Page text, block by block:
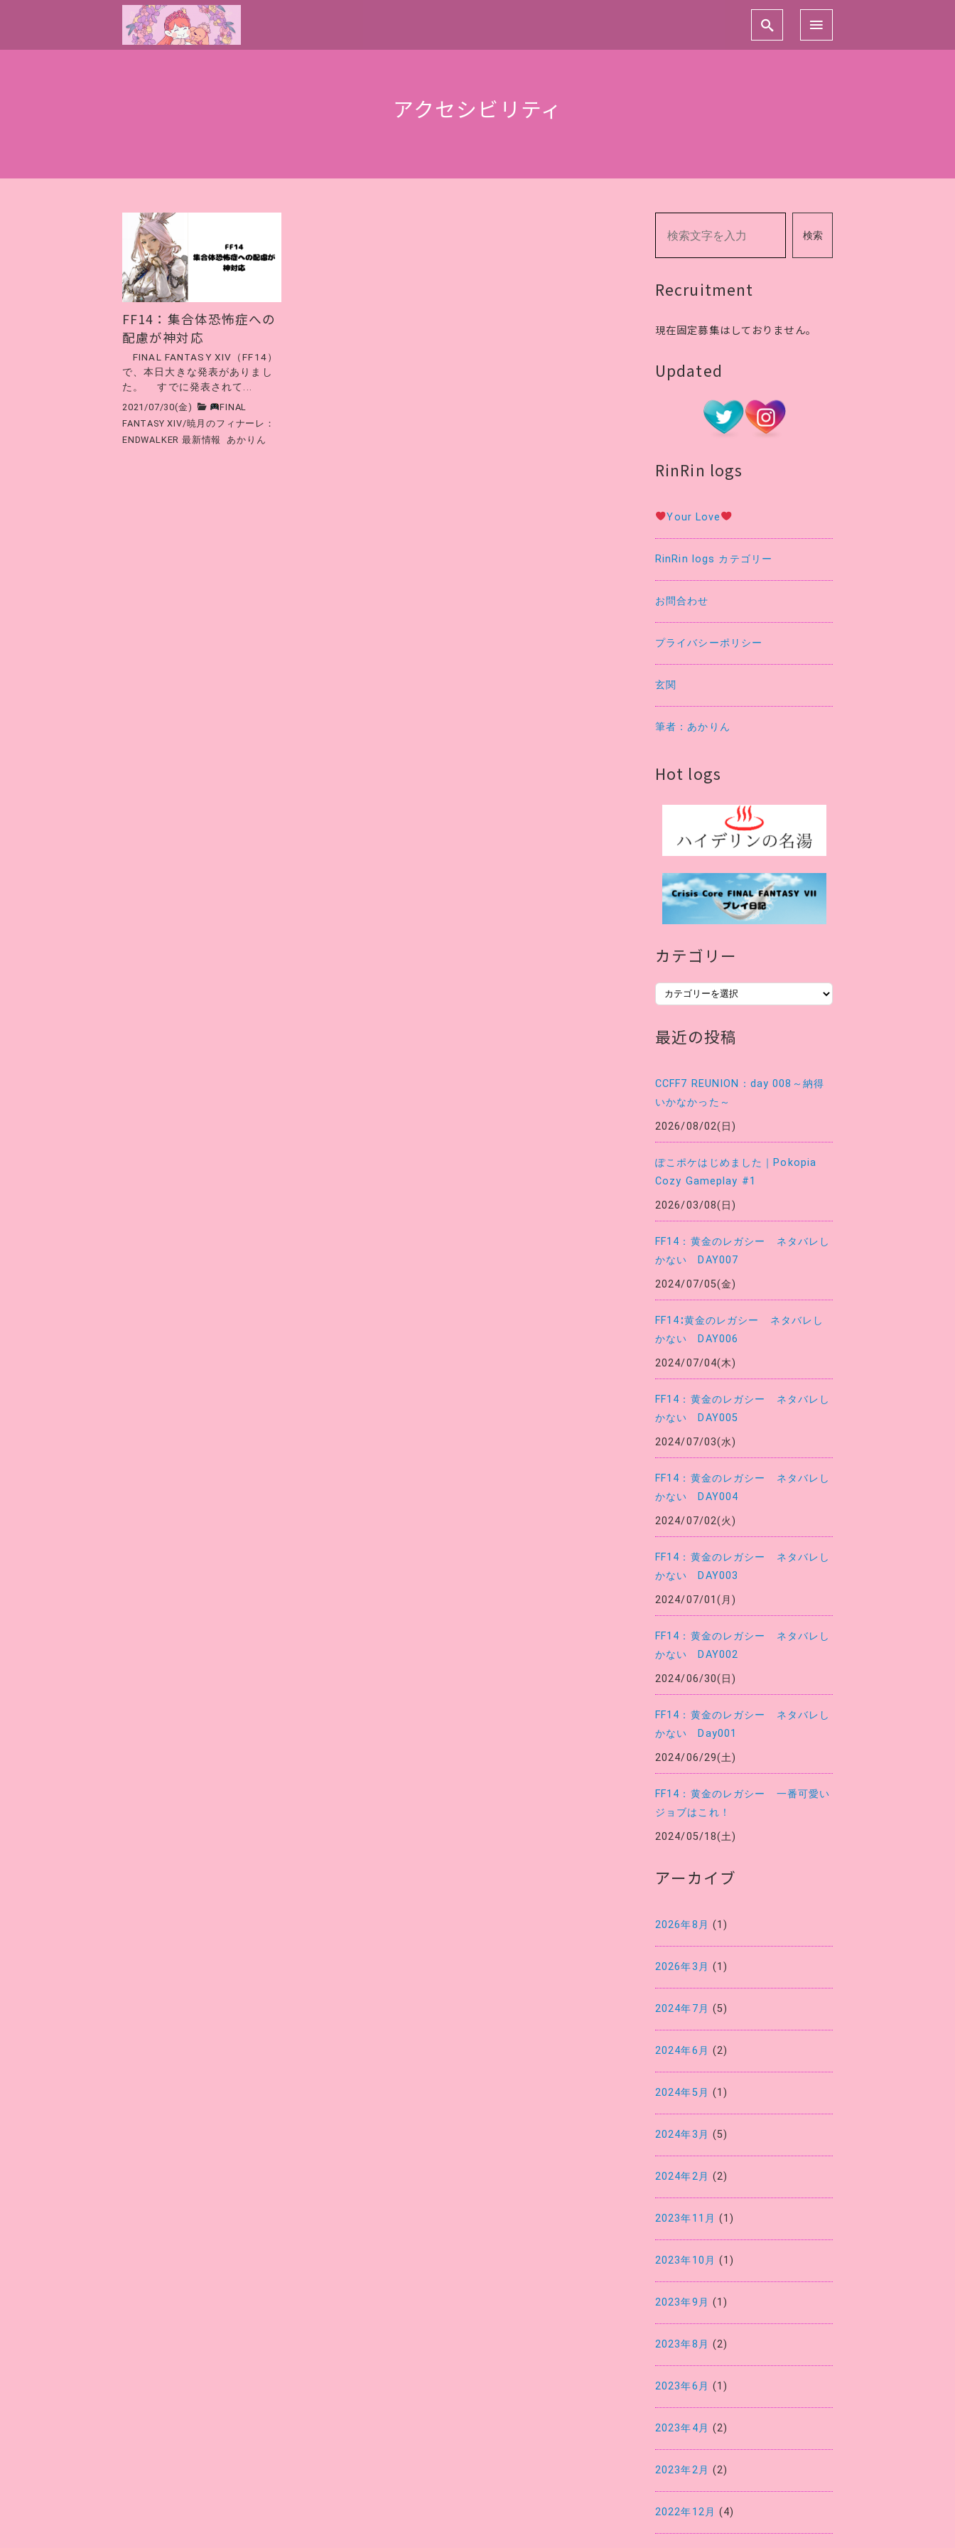
アクセシビリティ
FF14：集合体恐怖症への
配慮が神対応
FINAL FANTASY XIV（FF14）
で、本日大きな発表がありまし
た。 すでに発表されて...
2021/07/30(金)
FINAL
FANTASY XIV/暁月のフィナーレ：
ENDWALKER 最新情報
あかりん
検索
Recruitment
現在固定募集はしておりません。
Updated
RinRin logs
Your Love
RinRin logs カテゴリー
お問合わせ
プライバシーポリシー
玄関
筆者：あかりん
Hot logs
カテゴリー
カ
テ
ゴ
リ
最近の投稿
CCFF7 REUNION：day 008～納得
いかなかった～
2026/08/02(日)
ぽこポケはじめました｜Pokopia
Cozy Gameplay #1
2026/03/08(日)
FF14：黄金のレガシー ネタバレし
かない DAY007
2024/07/05(金)
FF14∶黄金のレガシー ネタバレし
かない DAY006
2024/07/04(木)
FF14：黄金のレガシー ネタバレし
かない DAY005
2024/07/03(水)
FF14：黄金のレガシー ネタバレし
かない DAY004
2024/07/02(火)
FF14：黄金のレガシー ネタバレし
かない DAY003
2024/07/01(月)
FF14：黄金のレガシー ネタバレし
かない DAY002
2024/06/30(日)
FF14：黄金のレガシー ネタバレし
かない Day001
2024/06/29(土)
FF14：黄金のレガシー 一番可愛い
ジョブはこれ！
2024/05/18(土)
アーカイブ
2026年8月 (1)
2026年3月 (1)
2024年7月 (5)
2024年6月 (2)
2024年5月 (1)
2024年3月 (5)
2024年2月 (2)
2023年11月 (1)
2023年10月 (1)
2023年9月 (1)
2023年8月 (2)
2023年6月 (1)
2023年4月 (2)
2023年2月 (2)
2022年12月 (4)